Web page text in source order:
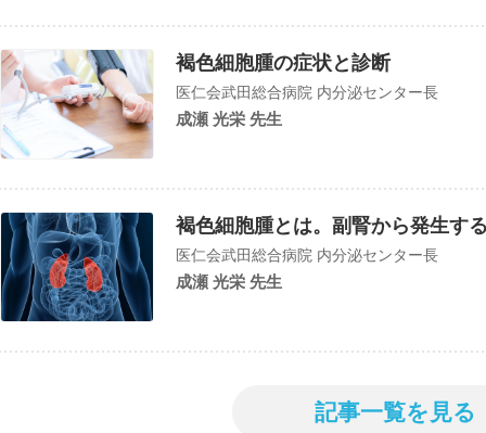
褐色細胞腫の症状と診断
医仁会武田総合病院 内分泌センター長
成瀬 光栄 先生
褐色細胞腫とは。副腎から発生す
医仁会武田総合病院 内分泌センター長
成瀬 光栄 先生
記事一覧を見る